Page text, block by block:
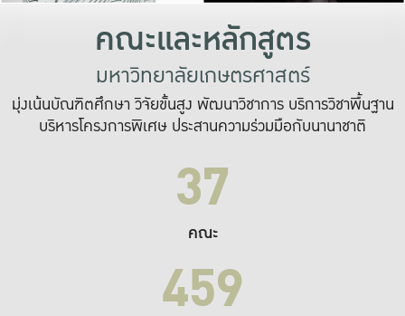
คณะและหลักสูตร
มหาวิทยาลัยเกษตรศาสตร์
มุ่งเน้นบัณฑิตศึกษา วิจัยขั้นสูง พัฒนาวิชาการ บริการวิชาพื้นฐาน
บริหารโครงการพิเศษ ประสานความร่วมมือกับนานาชาติ
37
คณะ
459